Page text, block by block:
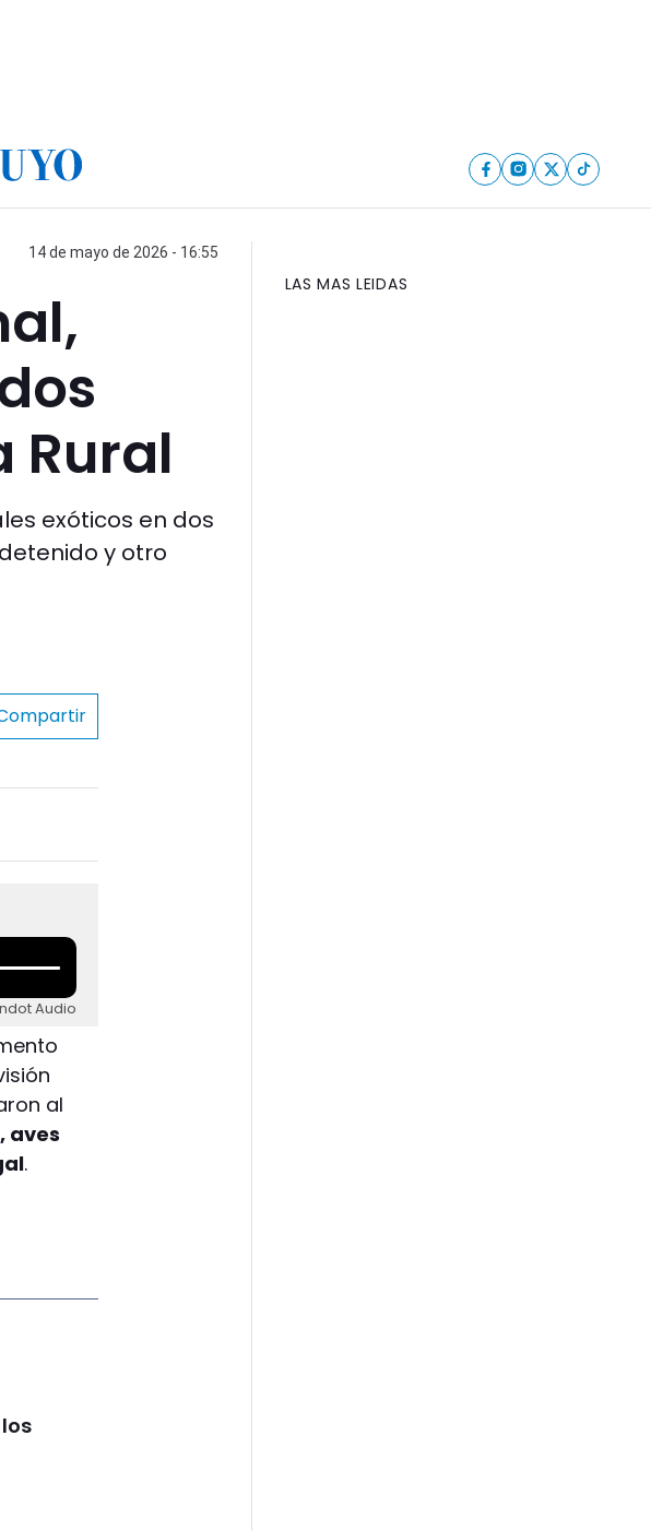
14 de mayo de 2026 - 16:55
Rural
exóticos en dos
y otro
Audio
al
aves
.
LAS MAS LEIDAS